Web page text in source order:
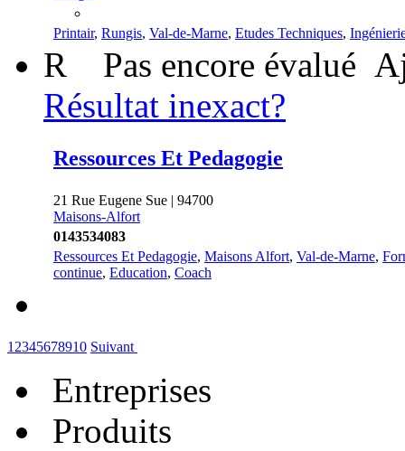
Printair, Rungis, Val-de-Marne, Etudes Techniques,
R Pas encore évalué
Résultat inexact?
Ressources Et Pedagogie
21 Rue Eugene Sue | 94700
Maisons-Alfort
0143534083
Ressources Et Pedagogie, Maisons Alfort, Val-de-Marne,
continue, Education, Coach
1 2345678910 Suivant
Entreprises
Produits